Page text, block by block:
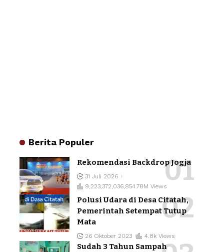
Berita Populer
Rekomendasi Backdrop Jogja
31 Juli 2026
9,223,372,036,854.78M Views
Polusi Udara di Desa Citatah,
Pemerintah Setempat Tutup
Mata
26 Oktober 2023 4.8k Views
Sudah 3 Tahun Sampah